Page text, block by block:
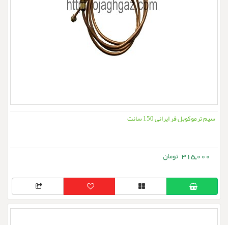
سیم ترموکوبل فر ایرانی 150 سانت
315,000